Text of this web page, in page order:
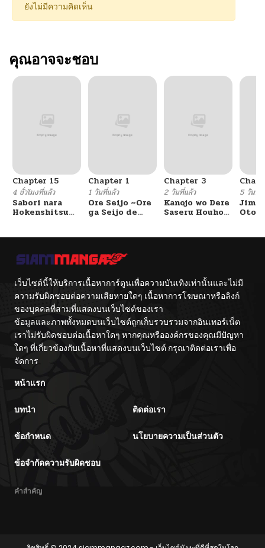
ยังไม่มีความคิดเห็น
คุณอาจจะชอบ
Chapter 15
4 ชั่วโมงที่แล้ว
Sabori nara
Hokenshitsu
Chapter 1
1 วันที่แล้ว
Ore Seijo ~Ore
ga Seijo de
Tag Otome
Kouryaku
Itashimasu wa~
Chapter 3
2 วันที่แล้ว
Kanojo wo Dere
Saseru Houhou
Ore dake ga
5 วันที่
Jimi
เว็บไซต์นี้ให้บริการเนื้อหาการ์ตูนเพื่อความบันเทิงเท่านั้นและไม่มี
ความรับผิดชอบต่อความเสียหายใดๆ เนื้อหาการโฆษณาหรือลิงก์
ของบุคคลที่สามที่แสดงบนเว็บไซต์ของเรา
ข้อมูลและภาพทั้งหมดบนเว็บไซต์ถูกเก็บรวบรวมจากอินเทอร์เน็ต
เราไม่รับผิดชอบต่อเนื้อหาใดๆ หากคุณหรือองค์กรของคุณมีปัญหา
ใดๆ ที่เกี่ยวข้องกับเนื้อหาที่แสดงบนเว็บไซต์ กรุณาติดต่อเราเพื่อ
จัดการ
หน้าแรก
บทนำ ติดต่อเรา
ข้อกำหนด นโยบายความเป็นส่วนตัว
ข้อจำกัดความรับผิดชอบ
คำสำคัญ